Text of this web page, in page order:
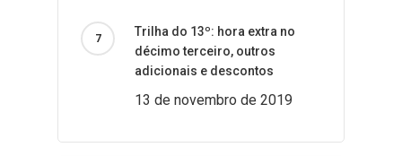
Trilha do 13º: hora extra no
décimo terceiro, outros
adicionais e descontos
13 de novembro de 2019